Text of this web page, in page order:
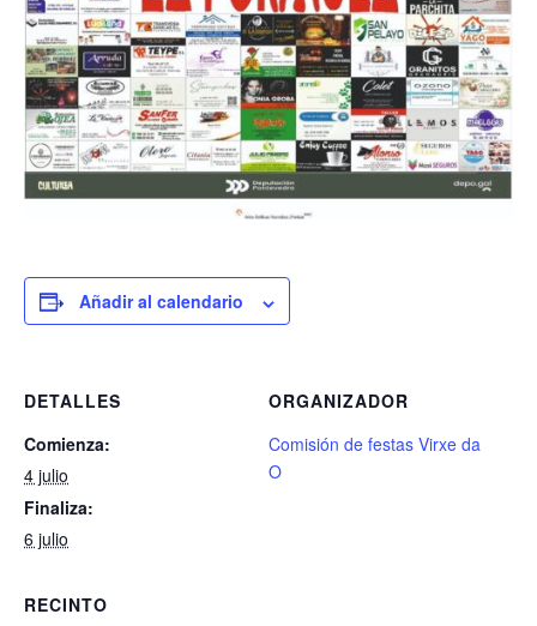
Añadir al calendario
DETALLES
Comienza:
4 julio
Finaliza:
6 julio
ORGANIZADOR
Comisión de festas Virxe da
O
RECINTO